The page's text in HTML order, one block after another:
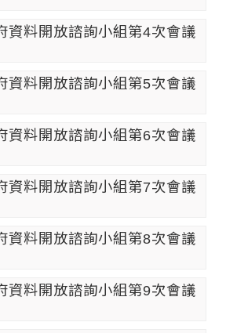
資料開放諮詢小組第4次會議
資料開放諮詢小組第5次會議
資料開放諮詢小組第6次會議
資料開放諮詢小組第7次會議
資料開放諮詢小組第8次會議
資料開放諮詢小組第9次會議